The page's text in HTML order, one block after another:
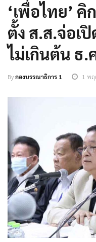
‘เพื่อไทย’
ตั้ง ส.ส.จ่อเ
ไม่เกินต้น ธ.
Byกองบรรณาธิการ 1 1 พ